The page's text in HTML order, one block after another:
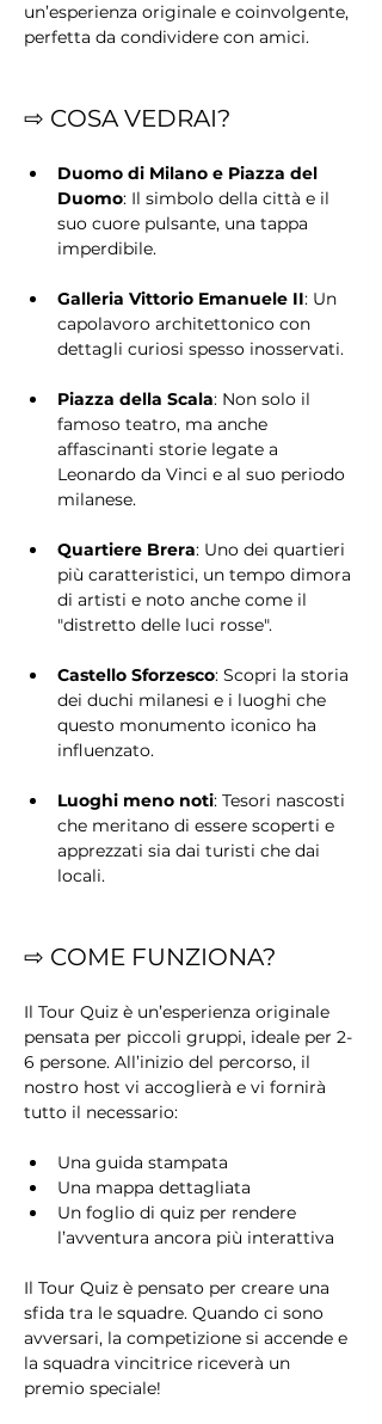
un’esperienza originale e coinvolgente,
perfetta da condividere con amici.
⇨ COSA VEDRAI?
Duomo di Milano e Piazza del
Duomo: Il simbolo della città e il
suo cuore pulsante, una tappa
imperdibile.
Galleria Vittorio Emanuele II: Un
capolavoro architettonico con
dettagli curiosi spesso inosservati.
Piazza della Scala: Non solo il
famoso teatro, ma anche
affascinanti storie legate a
Leonardo da Vinci e al suo periodo
milanese.
Quartiere Brera: Uno dei quartieri
più caratteristici, un tempo dimora
di artisti e noto anche come il
"distretto delle luci rosse".
Castello Sforzesco: Scopri la storia
dei duchi milanesi e i luoghi che
questo monumento iconico ha
influenzato.
Luoghi meno noti: Tesori nascosti
che meritano di essere scoperti e
apprezzati sia dai turisti che dai
locali.
⇨ COME FUNZIONA?
Il Tour Quiz è un’esperienza originale
pensata per piccoli gruppi, ideale per 2-
6 persone. All’inizio del percorso, il
nostro host vi accoglierà e vi fornirà
tutto il necessario:
Una guida stampata
Una mappa dettagliata
Un foglio di quiz per rendere
l’avventura ancora più interattiva
Il Tour Quiz è pensato per creare una
sfida tra le squadre. Quando ci sono
avversari, la competizione si accende e
la squadra vincitrice riceverà un
premio speciale!